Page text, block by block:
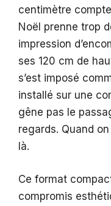
centimètre
Noël prenne trop
impression
ses 120 cm de
s’est imposé
installé sur une
gêne pas le
regards. Quand
là.
Ce format
compromis